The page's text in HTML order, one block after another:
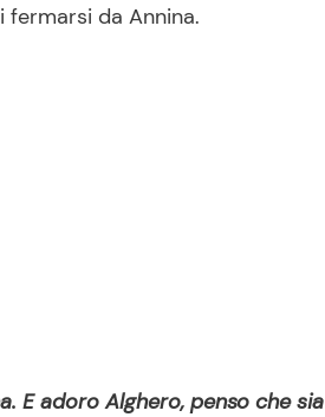
da Annina.
E adoro Alghero, penso che sia